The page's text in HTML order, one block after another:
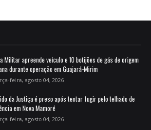
Militar apreende veículo e 10 botijões de gás de origem
durante operação em Guajará-Mirim
feira, agosto 04, 2026
da Justiça é preso após tentar fugir pelo telhado de
em Nova Mamoré
feira, agosto 04, 2026